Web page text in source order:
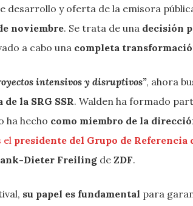
desarrollo y oferta de la emisora
noviembre. Se trata de una decisión
a cabo una completa
intensivos y disruptivos”, ahora
la SRG SSR. Walden ha formado
ha hecho como miembro de la
el presidente del Grupo de
Dieter Freiling de ZDF.
su papel es fundamental para